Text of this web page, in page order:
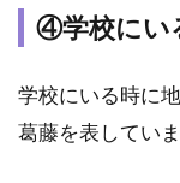
で自宅
が壊れ
④学校にい
学校にいる時に
葛藤を表していま